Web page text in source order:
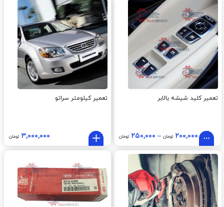
تعمیر کلید شیشه بالابر
۲۰۰,۰۰۰ تومان– ۲۵۰,۰۰۰ تومان
تعمیر کیلومتر سراتو
۳,۰۰۰,۰۰۰ تومان